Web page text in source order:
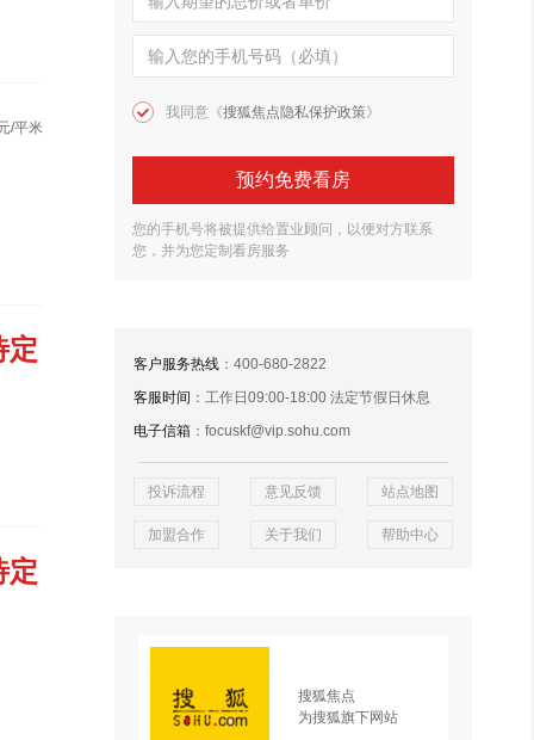
/平米
定
定
我同意《搜狐焦点隐私保护政策》
预约免费看房
您的手机号将被提供给置业顾问，以便对方联系
您，并为您定制看房服务
客户服务热线 ：400-680-2822
客服时间 ：工作日09:00-18:00 法定节假日休息
电子信箱 ：focuskf@vip.sohu.com
投诉流程 意见反馈 站点地图
加盟合作 关于我们 帮助中心
搜狐焦点
为搜狐旗下网站